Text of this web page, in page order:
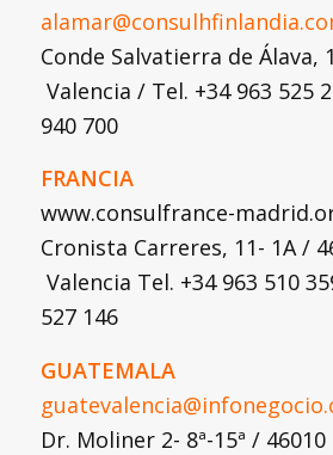
Conde Salvatierra de Álava,
Valencia / Tel. +34 963 525
940 700
FRANCIA
www.consulfrance-
Cronista Carreres, 11- 1A /
Valencia Tel. +34 963 510
527 146
GUATEMALA
Dr. Moliner 2- 8ª-15ª / 46010